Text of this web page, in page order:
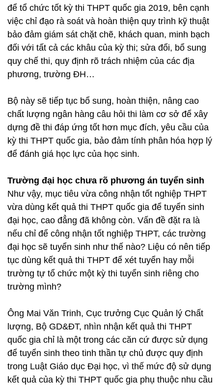
để tổ chức tốt kỳ thi THPT quốc gia 2019, bên cạnh
việc chỉ đạo rà soát và hoàn thiện quy trình kỹ thuật
bảo đảm giám sát chặt chẽ, khách quan, minh bạch
đối với tất cả các khâu của kỳ thi; sửa đổi, bổ sung
quy chế thi, quy định rõ trách nhiệm của các địa
phương, trường ĐH…
Bộ này sẽ tiếp tục bổ sung, hoàn thiện, nâng cao
chất lượng ngân hàng câu hỏi thi làm cơ sở để xây
dựng đề thi đáp ứng tốt hơn mục đích, yêu cầu của
kỳ thi THPT quốc gia, bảo đảm tính phân hóa hợp lý
để đánh giá học lực của học sinh.
Trường đại học chưa rõ phương án tuyển sinh
Như vậy, mục tiêu vừa công nhận tốt nghiệp THPT
vừa dùng kết quả thi THPT quốc gia để tuyển sinh
đại học, cao đẳng đã không còn. Vấn đề đặt ra là
nếu chỉ để công nhận tốt nghiệp THPT, các trường
đại học sẽ tuyển sinh như thế nào? Liệu có nên tiếp
tục dùng kết quả thi THPT để xét tuyển hay mỗi
trường tự tổ chức một kỳ thi tuyển sinh riêng cho
trường mình?
Ông Mai Văn Trinh, Cục trưởng Cục Quản lý Chất
lượng, Bộ GD&ĐT, nhìn nhận kết quả thi THPT
quốc gia chỉ là một trong các căn cứ được sử dụng
để tuyển sinh theo tinh thần tự chủ được quy định
trong Luật Giáo dục Đại học, vì thế mức độ sử dụng
kết quả của kỳ thi THPT quốc gia phụ thuộc nhu cầu